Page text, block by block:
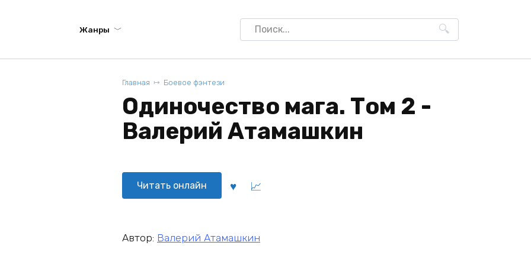
Жанры
Search
for:
Главная Боевое фэнтези
Одиночество мага. Том 2 -
Валерий Атамашкин
Читать онлайн
Автор: Валерий Атамашкин